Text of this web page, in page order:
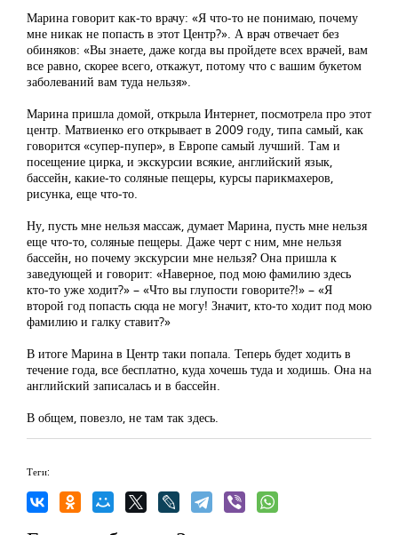
Марина говорит как-то врачу: «Я что-то не понимаю, почему
мне никак не попасть в этот Центр?». А врач отвечает без
обиняков: «Вы знаете, даже когда вы пройдете всех врачей, вам
все равно, скорее всего, откажут, потому что с вашим букетом
заболеваний вам туда нельзя».
Марина пришла домой, открыла Интернет, посмотрела про этот
центр. Матвиенко его открывает в 2009 году, типа самый, как
говорится «супер-пупер», в Европе самый лучший. Там и
посещение цирка, и экскурсии всякие, английский язык,
бассейн, какие-то соляные пещеры, курсы парикмахеров,
рисунка, еще что-то.
Ну, пусть мне нельзя массаж, думает Марина, пусть мне нельзя
еще что-то, соляные пещеры. Даже черт с ним, мне нельзя
бассейн, но почему экскурсии мне нельзя? Она пришла к
заведующей и говорит: «Наверное, под мою фамилию здесь
кто-то уже ходит?» – «Что вы глупости говорите?!» – «Я
второй год попасть сюда не могу! Значит, кто-то ходит под мою
фамилию и галку ставит?»
В итоге Марина в Центр таки попала. Теперь будет ходить в
течение года, все бесплатно, куда хочешь туда и ходишь. Она на
английский записалась и в бассейн.
В общем, повезло, не там так здесь.
Теги: